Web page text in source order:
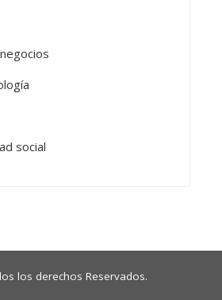
social
los derechos Reservados.